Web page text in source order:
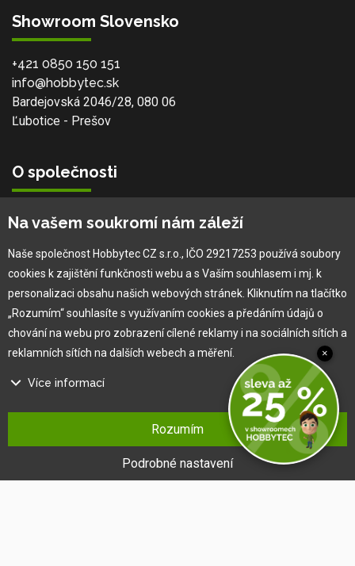
Showroom Slovensko
+421 0850 150 151
info@hobbytec.sk
Bardejovská 2046/28, 080 06
Ľubotice - Prešov
O společnosti
Vlastní výroba
Náš tým
O nás
Pro zákazníka
Obchodní podmínky
Jak na reklamaci
Na vašem soukromí nám záleží
Naše společnost Hobbytec CZ s.r.o., IČO 29217253 používá soubory
cookies k zajištění funkčnosti webu a s Vaším souhlasem i mj. k
personalizaci obsahu našich webových stránek. Kliknutím na tlačítko
„Rozumím“ souhlasíte s využívaním cookies a předáním údajů o
chování na webu pro zobrazení cílené reklamy i na sociálních sítích a
reklamních sítích na dalších webech a měření.
Více informací
Na našem webu používáme několik druhů kategorií cookies:
Ty jsou nezbytně nutné pro fungování webu a jeho funkcí, které se
rozhodnete využívat. Bez nich by náš web nefungoval, např. by nebylo
Rozumím
Podrobné nastavení
×